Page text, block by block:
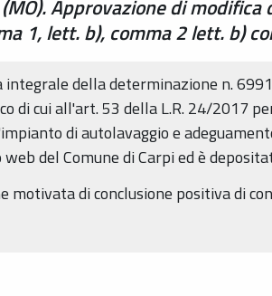
Approvazione di
1, lett. b), comma 2 lett. b)
integrale della determinazione n.
di cui all'art. 53 della L.R. 24/2017
di autolavaggio e
del Comune di Carpi ed è
motivata di conclusione positiva di